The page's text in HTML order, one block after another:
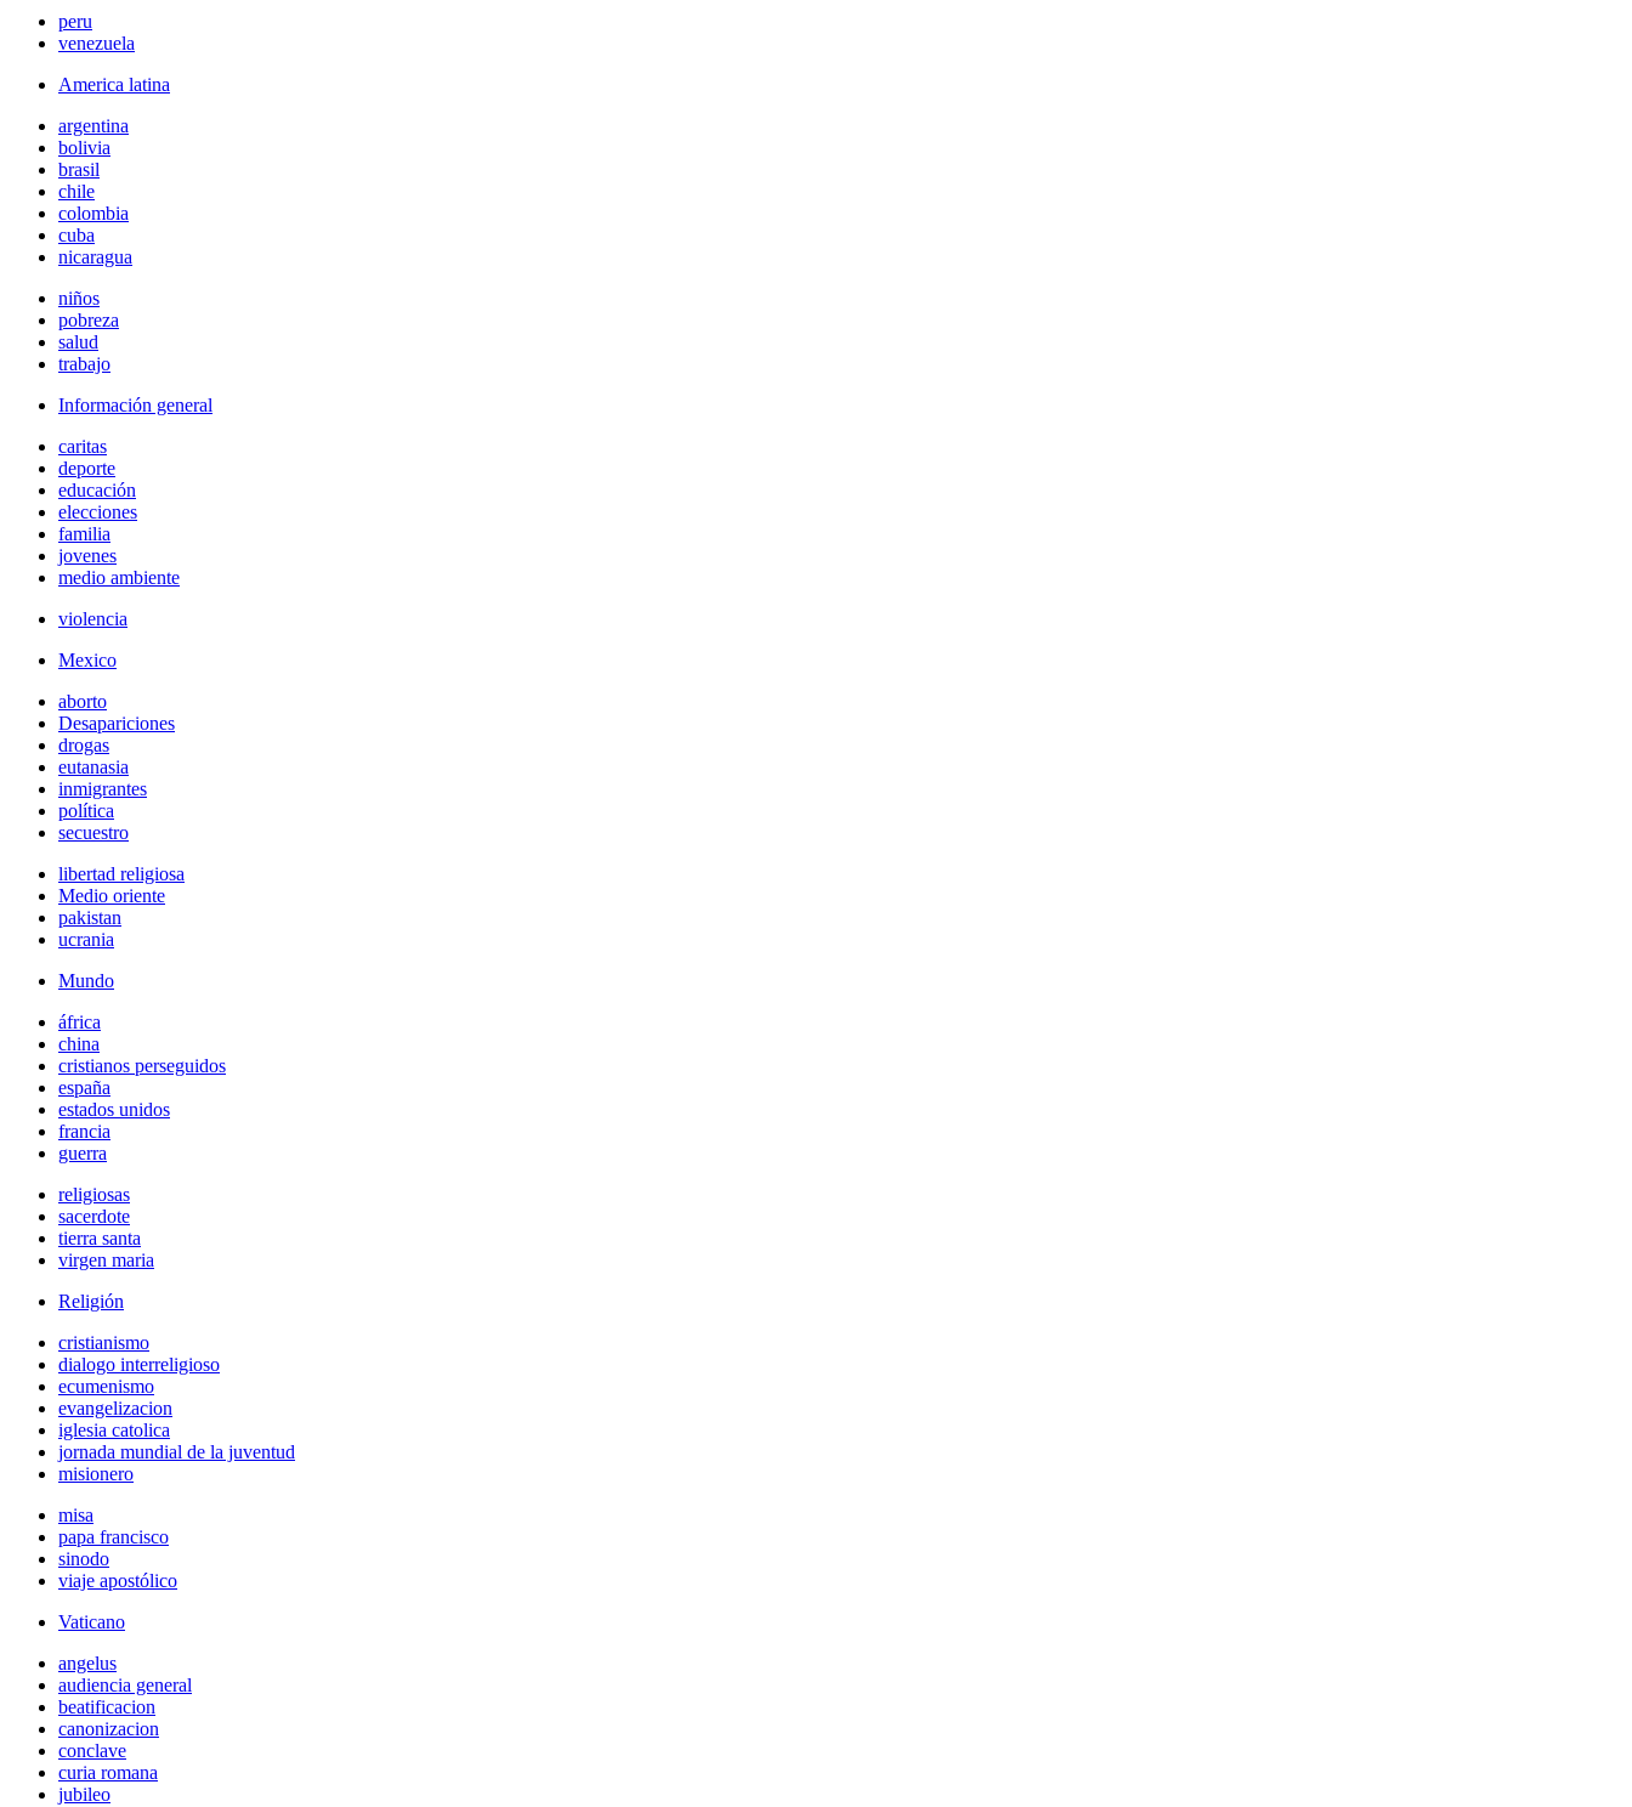
peru
venezuela
America latina
argentina
bolivia
brasil
chile
colombia
cuba
nicaragua
niños
pobreza
salud
trabajo
Información general
caritas
deporte
educación
elecciones
familia
jovenes
medio ambiente
violencia
Mexico
aborto
Desapariciones
drogas
eutanasia
inmigrantes
política
secuestro
libertad religiosa
Medio oriente
pakistan
ucrania
Mundo
áfrica
china
cristianos perseguidos
españa
estados unidos
francia
guerra
religiosas
sacerdote
tierra santa
virgen maria
Religión
cristianismo
dialogo interreligioso
ecumenismo
evangelizacion
iglesia catolica
jornada mundial de la juventud
misionero
misa
papa francisco
sinodo
viaje apostólico
Vaticano
angelus
audiencia general
beatificacion
canonizacion
conclave
curia romana
jubileo